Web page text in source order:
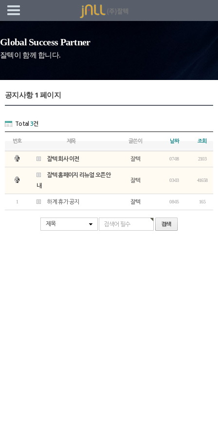
Global Success Partner
잘텍이 함께 합니다.
공지사항 1 페이지
Total 3건
번호 제목 글쓴이 날짜 조회
잘텍 회사 이전 잘텍 07-08 2103
잘텍 홈페이지 리뉴얼 오픈안
내
잘텍 03-03 41658
1 하계 휴가 공지 잘텍 08-05 165
제목 검색어 필수